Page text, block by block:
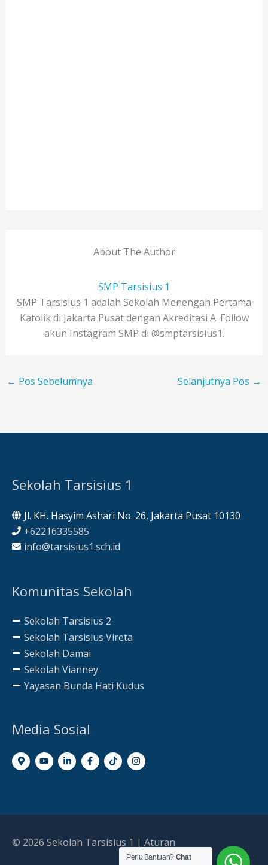
About The Author
SMP Tarsisius 1
SMP Tarsisius 1 adalah Sekolah Menengah Pertama
Katolik di Jakarta Pusat dengan Akreditasi A. Follow
akun Instagram SMP di @smptarsisius1.
← Pos Sebelumnya Selanjutnya Pos →
Sekolah Tarsisius 1
Jl. KH. Hasyim Ashari No. 26, Jakarta Pusat 10130
+62216335585
info@tarsisius1.sch.id
Komunitas Sekolah
Sekolah Tarsisius 2
Sekolah Tarsisius Vireta
Sekolah Damai
Sekolah Vianney
Yayasan Bunda Hati Kudus
Media Sosial
© 2026 Sekolah Tarsisius 1 | Aturan
Perlu Bantuan? Chat